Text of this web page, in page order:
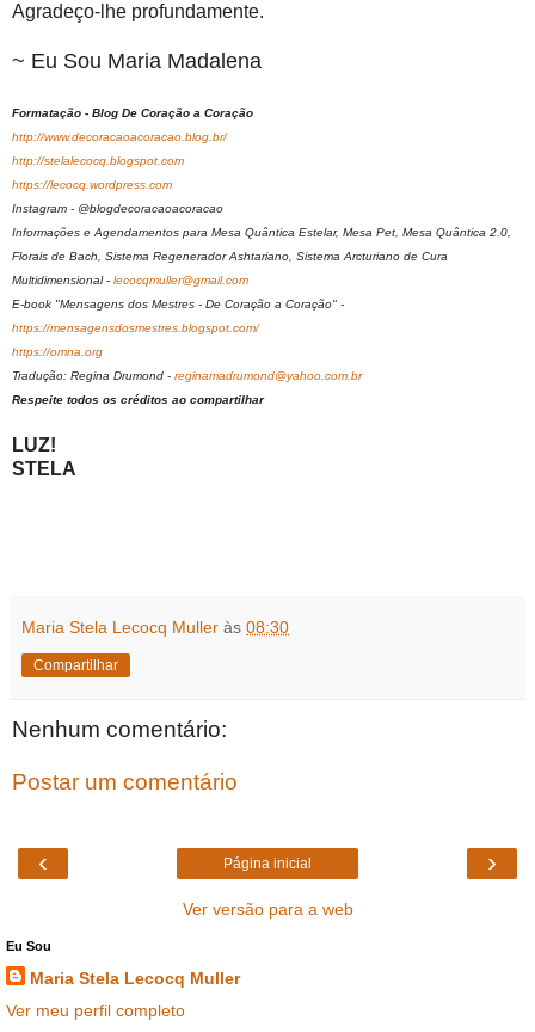
Agradeço-lhe profundamente.
~ Eu Sou Maria Madalena
Formatação - Blog De Coração a Coração
http://www.decoracaoacoracao.blog.br/
http://stelalecocq.blogspot.com
https://lecocq.wordpress.com
Instagram - @blogdecoracaoacoracao
Informações e Agendamentos para Mesa Quântica Estelar, Mesa Pet, Mesa Quântica 2.0,
Florais de Bach, Sistema Regenerador Ashtariano, Sistema Arcturiano de Cura
Multidimensional - lecocqmuller@gmail.com
E-book "Mensagens dos Mestres - De Coração a Coração" -
https://mensagensdosmestres.blogspot.com/
https://omna.org
Tradução: Regina Drumond - reginamadrumond@yahoo.com.br
Respeite todos os créditos ao compartilhar
LUZ!
STELA
Maria Stela Lecocq Muller às 08:30
Compartilhar
Nenhum comentário:
Postar um comentário
‹ ›
Página inicial
Ver versão para a web
Eu Sou
Maria Stela Lecocq Muller
Ver meu perfil completo